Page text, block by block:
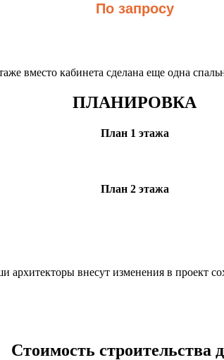
По запросу
вместо кабинета сделана еще одна
ПЛАНИРОВКА
План 1 этажа
План 2 этажа
архитекторы внесут изменения в проект
Стоимость строительства